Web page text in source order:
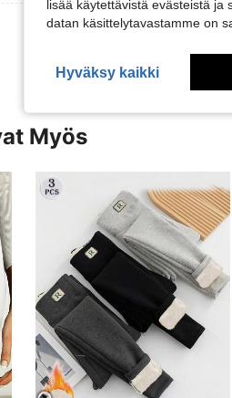
Näytä Lisää Arvosteluja
Myös
lisää käytettävistä evästeistä ja
datan käsittelytavastamme on
Hyväksy kaikki